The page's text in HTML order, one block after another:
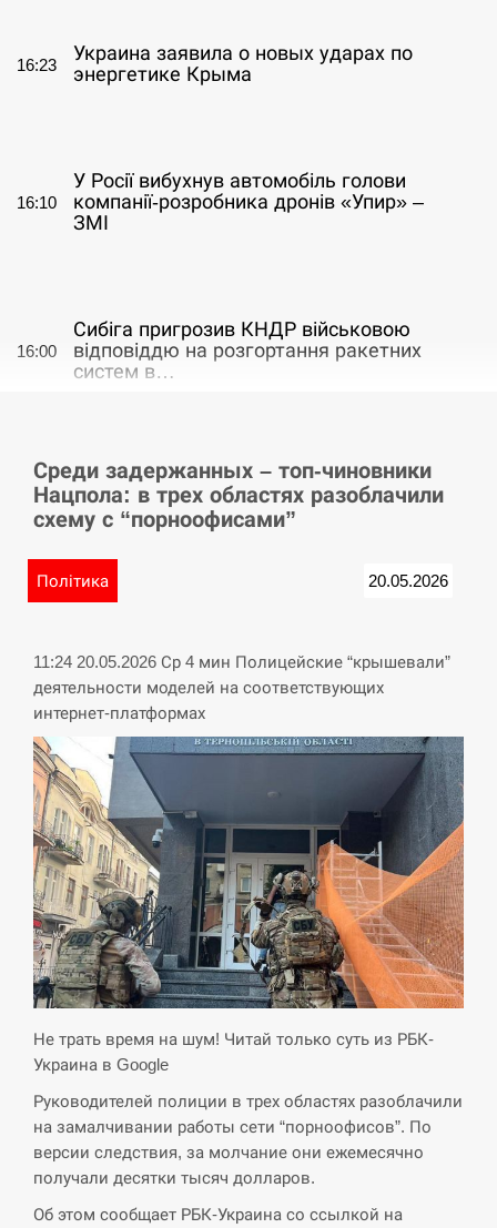
16:23
Украина заявила о новых ударах по
энергетике Крыма
16:10
У Росії вибухнув автомобіль голови
компанії-розробника дронів «Упир» –
ЗМІ
16:00
Сибіга пригрозив КНДР військовою
відповіддю на розгортання ракетних
систем в…
15:53
Баллистическая атака РФ уничтожила
логистический комплекс PUMA
У Німеччині удар блискавки розділив
СЕРПЕНЬ
15:23
Пытки военнообязанного на
Закарпатье: работнику ТЦК грозит
тюрьма
СЕРПЕНЬ
15:10
Іспанія попросила партнерів не
критикувати Марокко через міграційну
кризу –…
СЕРПЕНЬ
15:00
РФ провела новий раунд таємних
зустрічей з Європою щодо війни…
СЕРПЕНЬ
14:53
Экс-послу в США Стефанишиной
вручили новое подозрение и избирают
Среди задержанных – топ-чиновники
Нацпола: в трех областях разоблачили
схему с “порноофисами”
Політика 20.05.2026
11:24 20.05.2026 Ср 4 мин Полицейские “крышевали”
деятельности моделей на соответствующих
интернет-платформах
Не трать время на шум! Читай только суть из РБК-
Украина в Google
Руководителей полиции в трех областях разоблачили
на замалчивании работы сети “порноофисов”. По
версии следствия, за молчание они ежемесячно
получали десятки тысяч долларов.
Об этом сообщает РБК-Украина со ссылкой на